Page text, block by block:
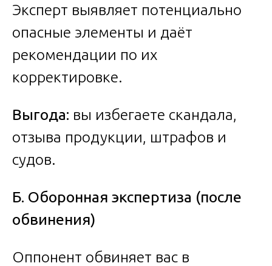
Эксперт выявляет потенциально
опасные элементы и даёт
рекомендации по их
корректировке.
Выгода: вы избегаете скандала,
отзыва продукции, штрафов и
судов.
Б. Оборонная экспертиза (после
обвинения)
Оппонент обвиняет вас в